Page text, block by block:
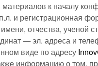
к началу
и регистрационная
отчества, ученой
— эл. адреса и
виде по адресу
информацию о том,